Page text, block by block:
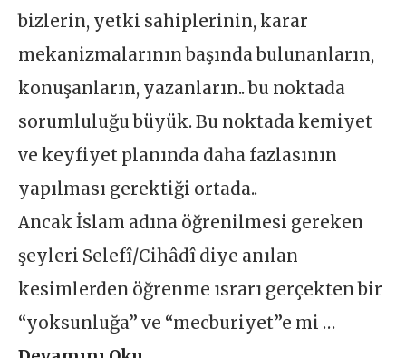
bizlerin, yetki sahiplerinin, karar
mekanizmalarının başında bulunanların,
konuşanların, yazanların.. bu noktada
sorumluluğu büyük. Bu noktada kemiyet
ve keyfiyet planında daha fazlasının
yapılması gerektiği ortada..
Ancak İslam adına öğrenilmesi gereken
şeyleri Selefî/Cihâdî diye anılan
kesimlerden öğrenme ısrarı gerçekten bir
“yoksunluğa” ve “mecburiyet”e mi …